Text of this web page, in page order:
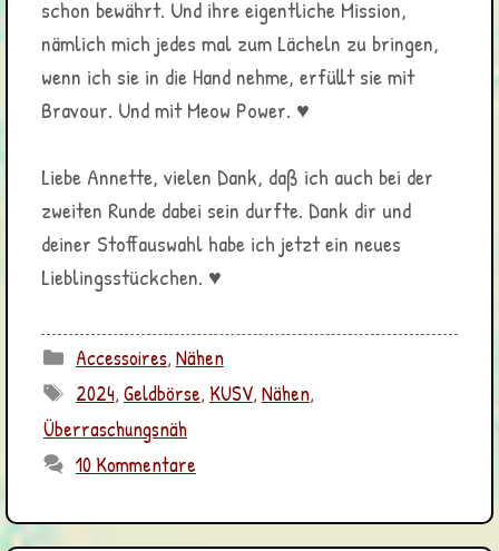
schon bewährt. Und ihre eigentliche Mission,
nämlich mich jedes mal zum Lächeln zu bringen,
wenn ich sie in die Hand nehme, erfüllt sie mit
Bravour. Und mit Meow Power. ♥
Liebe Annette, vielen Dank, daß ich auch bei der
zweiten Runde dabei sein durfte. Dank dir und
deiner Stoffauswahl habe ich jetzt ein neues
Lieblingsstückchen. ♥
Kategorien
Accessoires, Nähen
Schlagwörter
2024, Geldbörse, KUSV, Nähen,
Überraschungsnäh
10 Kommentare